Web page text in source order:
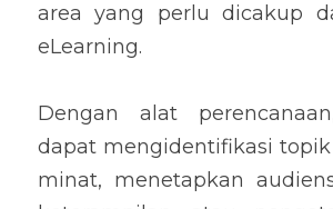
area yang perlu dicakup
eLearning.
Dengan alat
dapat mengidentifikasi
minat, menetapkan